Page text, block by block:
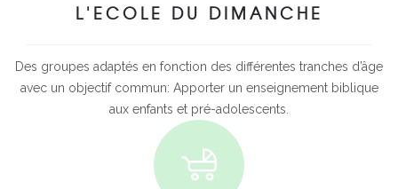
L'ECOLE DU DIMANCHE
Des groupes adaptés en fonction des différentes tranches d’âge
avec un objectif commun: Apporter un enseignement biblique
aux enfants et pré-adolescents.